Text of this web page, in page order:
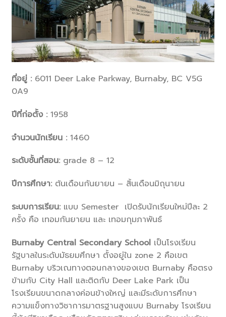
ที่อยู่ :6011 Deer Lake Parkway, Burnaby, BC V5G
0A9
ปีที่ก่อตั้ง :1958
จำนวนนักเรียน :1460
ระดับชั้นที่สอน:grade 8 – 12
ปีการศึกษา:ต้นเดือนกันยายน – สิ้นเดือนมิถุนายน
ระบบการเรียน:แบบ Semester เปิดรับนักเรียนใหม่ปีละ 2
ครั้ง คือ เทอมกันยายน และ เทอมกุมภาพันธ์
Burnaby Central Secondary School เป็นโรงเรียน
รัฐบาลในระดับมัธยมศึกษา ตั้งอยู่ใน zone 2 คือเขต
Burnaby บริวเณทางตอนกลางของเขต Burnaby คือตรง
ข้ามกับ City Hall และติดกับ Deer Lake Park เป็น
โรงเรียนขนาดกลางค่อนข้างใหญ่ และมีระดับการศึกษา
ความแข็งทางวิชาการมาตรฐานสูงแบบ Burnaby โรงเรียน